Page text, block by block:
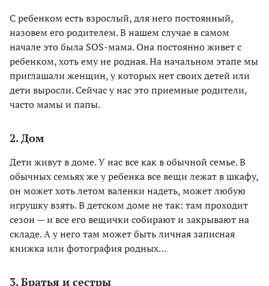
С ребенком есть взрослый, для него постоянный,
назовем его родителем. В нашем случае в самом
начале это была SOS-мама. Она постоянно живет с
ребенком, хоть ему не родная. На начальном этапе мы
приглашали женщин, у которых нет своих детей или
дети выросли. Сейчас у нас это приемные родители,
часто мамы и папы.
2. Дом
Дети живут в доме. У нас все как в обычной семье. В
обычных семьях же у ребенка все вещи лежат в шкафу,
он может хоть летом валенки надеть, может любую
игрушку взять. В детском доме не так: там проходит
сезон — и все его вещички собирают и закрывают на
складе. А у него там может быть личная записная
книжка или фотография родных…
3. Братья и сестры